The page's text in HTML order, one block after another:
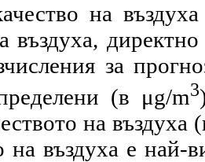
на
въздуха,
за
(в μg/m3
на
на въздуха е